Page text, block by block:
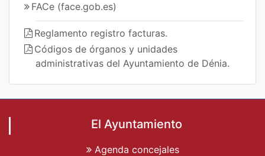
FACe (face.gob.es)
Reglamento registro facturas.
Códigos de órganos y unidades
administrativas del Ayuntamiento de Dénia.
El Ayuntamiento
Agenda concejales